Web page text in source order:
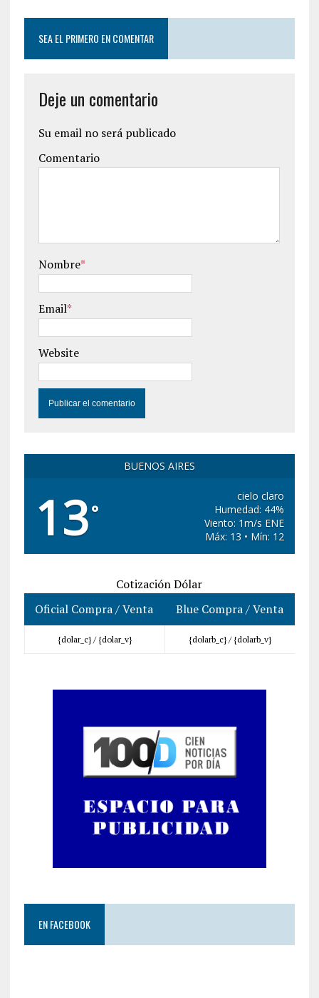
SEA EL PRIMERO EN COMENTAR
Deje un comentario
Su email no será publicado
Comentario
Nombre*
Email*
Website
BUENOS AIRES
13°
cielo claro
Humedad: 44%
Viento: 1m/s ENE
Máx: 13 • Mín: 12
Cotización Dólar
Oficial Compra / Venta
Blue Compra / Venta
{dolar_c} / {dolar_v} {dolarb_c} / {dolarb_v}
EN FACEBOOK